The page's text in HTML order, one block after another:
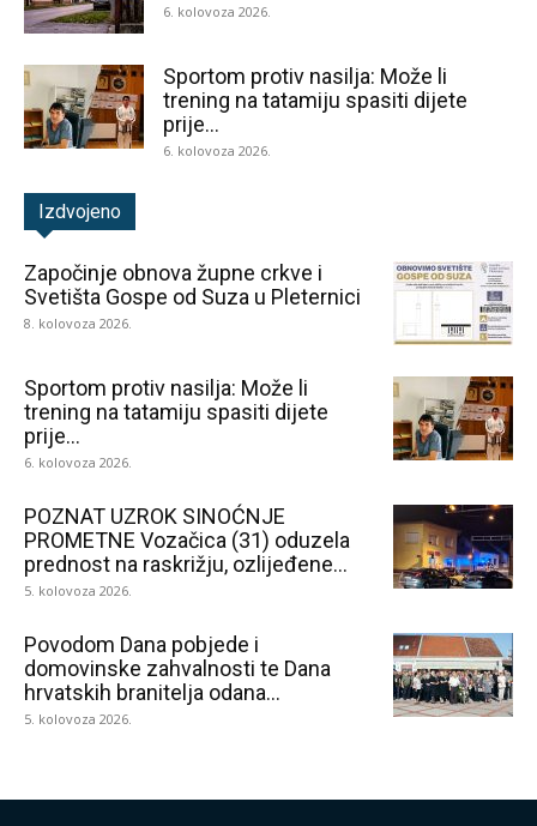
6. kolovoza 2026.
Sportom protiv nasilja: Može li
trening na tatamiju spasiti dijete
prije...
6. kolovoza 2026.
Izdvojeno
Započinje obnova župne crkve i
Svetišta Gospe od Suza u Pleternici
8. kolovoza 2026.
Sportom protiv nasilja: Može li
trening na tatamiju spasiti dijete
prije...
6. kolovoza 2026.
POZNAT UZROK SINOĆNJE
PROMETNE Vozačica (31) oduzela
prednost na raskrižju, ozlijeđene...
5. kolovoza 2026.
Povodom Dana pobjede i
domovinske zahvalnosti te Dana
hrvatskih branitelja odana...
5. kolovoza 2026.